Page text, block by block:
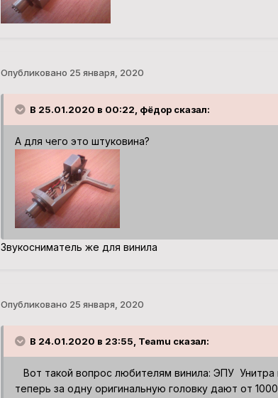
Опубликовано 25 января, 2020
В 25.01.2020 в 00:22, фёдор сказал:
А для чего это штуковина?
Звукосниматель же для винила
Опубликовано 25 января, 2020
В 24.01.2020 в 23:55, Teamu сказал:
Вот такой вопрос любителям винила: ЭПУ Унитра
теперь за одну оригинальную головку дают от